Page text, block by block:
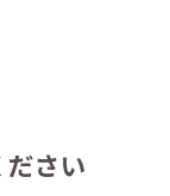
さい